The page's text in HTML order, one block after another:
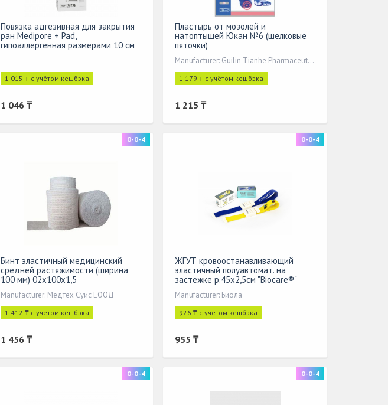
Повязка адгезивная для закрытия
ран Medipore + Pad,
гипоаллергенная размерами 10 см
1 015 ₸ с учётом кешбэка
1 046 ₸
Пластырь от мозолей и
натоптышей Юкан №6 (шелковые
пяточки)
Manufacturer: Guilin Tianhe Pharmaceutical Co., Ltd. (Китай)
1 179 ₸ с учётом кешбэка
1 215 ₸
0-0-4
Бинт эластичный медицинский
средней растяжимости (ширина
100 мм) 02x100x1,5
Manufacturer: Медтех Суис ЕООД
1 412 ₸ с учётом кешбэка
1 456 ₸
0-0-4
ЖГУТ кровоостанавливающий
эластичный полуавтомат. на
застежке р.45х2,5см "Biocare®"
Manufacturer: Биола
926 ₸ с учётом кешбэка
955 ₸
0-0-4 0-0-4